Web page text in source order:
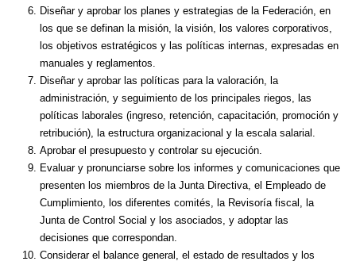
Diseñar y aprobar los planes y estrategias de la Federación, en
los que se definan la misión, la visión, los valores corporativos,
los objetivos estratégicos y las políticas internas, expresadas en
manuales y reglamentos.
Diseñar y aprobar las políticas para la valoración, la
administración, y seguimiento de los principales riegos, las
políticas laborales (ingreso, retención, capacitación, promoción y
retribución), la estructura organizacional y la escala salarial.
Aprobar el presupuesto y controlar su ejecución.
Evaluar y pronunciarse sobre los informes y comunicaciones que
presenten los miembros de la Junta Directiva, el Empleado de
Cumplimiento, los diferentes comités, la Revisoría fiscal, la
Junta de Control Social y los asociados, y adoptar las
decisiones que correspondan.
Considerar el balance general, el estado de resultados y los